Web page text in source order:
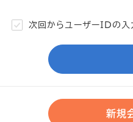
次回からユーザーIDの入
新規